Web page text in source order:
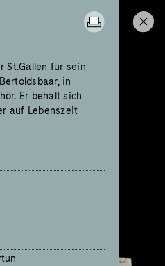
St.Gallen für sein
in
Er behält sich
auf Lebenszeit